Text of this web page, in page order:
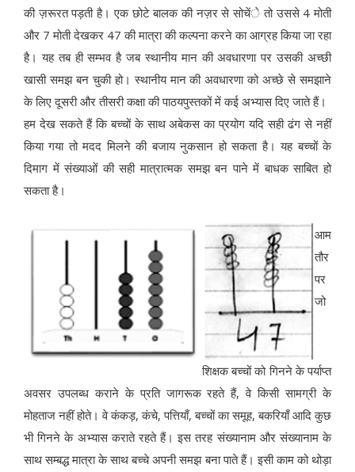
की ज़रूरत पड़ती है। एक छोटे बालक की नज़र से सोचेंे तो उससे 4 मोती
और 7 मोती देखकर 47 की मात्रा की कल्पना करने का आग्रह किया जा रहा
है। यह तब ही सम्भव है जब स्थानीय मान की अवधारणा पर उसकी अच्छी
खासी समझ बन चुकी हो। स्थानीय मान की अवधारणा को अच्छे से समझाने
के लिए दूसरी और तीसरी कक्षा की पाठयपुस्तकों में कई अभ्यास दिए जाते हैं।
हम देख सकते हैं कि बच्चों के साथ अबेकस का प्रयोग यदि सही ढंग से नहीं
किया गया तो मदद मिलने की बजाय नुकसान हो सकता है। यह बच्चों के
दिमाग में संख्याओं की सही मात्रात्मक समझ बन पाने में बाधक साबित हो
सकता है।
आम
तौर
पर
जो
शिक्षक बच्चों को गिनने के पर्याप्त
अवसर उपलब्ध कराने के प्रति जागरूक रहते हैं, वे किसी सामग्री के
मोहताज नहीं होते। वे कंकड़, कंचे, पत्तियाँ, बच्चों का समूह, बकरियाँ आदि कुछ
भी गिनने के अभ्यास कराते रहते हैं। इस तरह संख्यानाम और संख्यानाम के
साथ सम्बद्ध मात्रा के साथ बच्चे अपनी समझ बना पाते हैं। इसी काम को थोड़ा